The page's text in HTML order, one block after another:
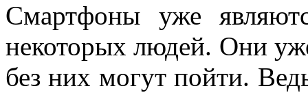
Смартфоны уже
некоторых людей. Они
без них могут пойти.